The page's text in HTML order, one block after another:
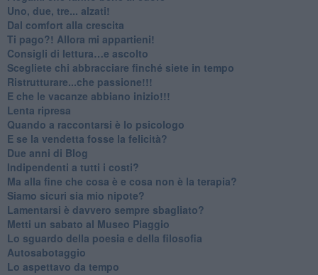
Uno, due, tre... alzati!​
​Dal comfort alla crescita
​Ti pago?! Allora mi appartieni!​
​Consigli di lettura…e ascolto
​Scegliete chi abbracciare finché siete in tempo
​Ristrutturare...che passione!!!
​E che le vacanze abbiano inizio!!!
​Lenta ripresa
​Quando a raccontarsi è lo psicologo
​E se la vendetta fosse la felicità?
​Due anni di Blog
​Indipendenti a tutti i costi?
​Ma alla fine che cosa è e cosa non è la terapia?
​Siamo sicuri sia mio nipote?
​Lamentarsi è davvero sempre sbagliato?
​Metti un sabato al Museo Piaggio
​Lo sguardo della poesia e della filosofia
Autosabotaggio
​Lo aspettavo da tempo